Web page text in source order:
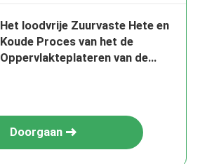
Het loodvrije Zuurvaste Hete en
Koude Proces van het de
Oppervlakteplateren van de
Doorgaan